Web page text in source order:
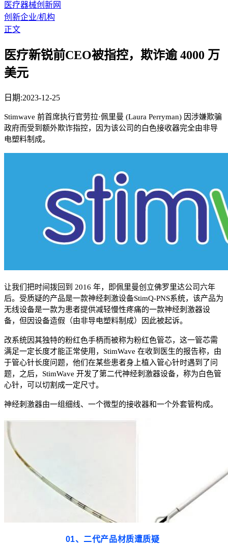
医疗器械创新网
创新企业/机构
正文
医疗新锐前CEO被指控，欺诈逾 4000 万
美元
日期:2023-12-25
Stimwave 前首席执行官劳拉·佩里曼 (Laura Perryman) 因涉嫌欺骗
政府而受到额外欺诈指控，因为该公司的白色接收器完全由非导
电塑料制成。
让我们把时间拨回到 2016 年，即佩里曼创立佛罗里达公司六年
后。受质疑的产品是一款神经刺激设备StimQ-PNS系统，该产品为
无线设备是一款为患者提供减轻慢性疼痛的一款神经刺激器设
备，但因设备造假（由非导电塑料制成）因此被起诉。
改系统因其独特的粉红色手柄而被称为粉红色管芯，这一管芯需
满足一定长度才能正常使用，StimWave 在收到医生的报告称，由
于管心针长度问题，他们在某些患者身上植入管心针时遇到了问
题，之后，StimWave 开发了第二代神经刺激器设备，称为白色管
心针，可以切割成一定尺寸。
神经刺激器由一组细线、一个微型的接收器和一个外套管构成。
01、二代产品材质遭质疑